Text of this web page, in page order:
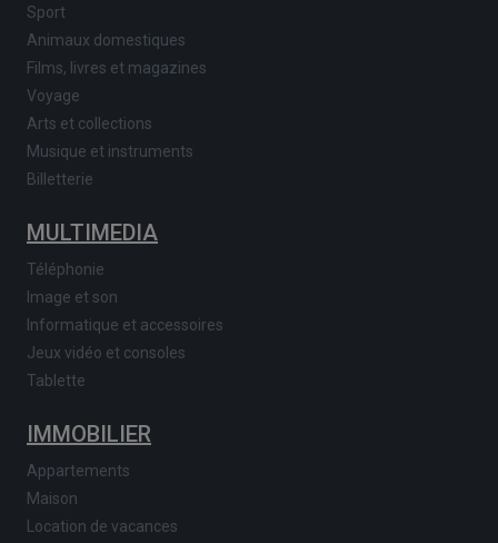
Sport
Animaux domestiques
Films, livres et magazines
Voyage
Arts et collections
Musique et instruments
Billetterie
MULTIMEDIA
Téléphonie
Image et son
Informatique et accessoires
Jeux vidéo et consoles
Tablette
IMMOBILIER
Appartements
Maison
Location de vacances